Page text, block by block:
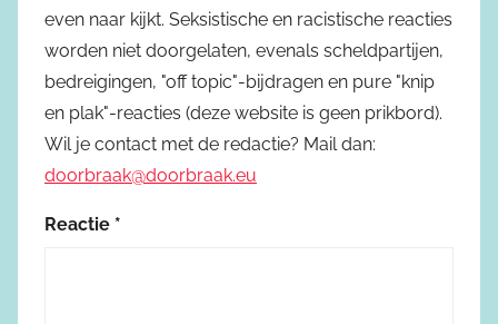
even naar kijkt. Seksistische en racistische reacties
worden niet doorgelaten, evenals scheldpartijen,
bedreigingen, "off topic"-bijdragen en pure "knip
en plak"-reacties (deze website is geen prikbord).
Wil je contact met de redactie? Mail dan:
doorbraak@doorbraak.eu
Reactie *